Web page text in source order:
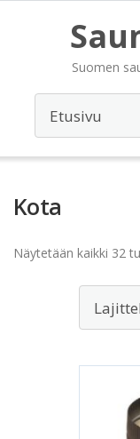
Suomen
Kota
Näytetään kaikki 32